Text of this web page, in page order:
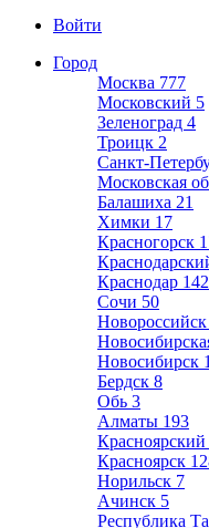
Войти
Город
Москва 777
Московский 5
Зеленоград 4
Троицк 2
Санкт-
Московская
Балашиха 21
Химки 17
Красногорск
Краснодар 142
Сочи 50
Новороссийск
Новосибирск
Бердск 8
Обь 3
Алматы 193
Красноярский
Красноярск
Норильск 7
Ачинск 5
Республика